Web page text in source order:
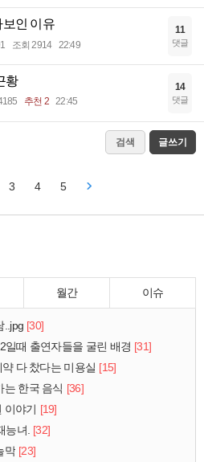
인 이유
조회 2914 22:49
11
댓글
황
추천 2 22:45
14
댓글
검색 글쓰기
3 4 5
월간 이슈
..jpg [30]
일때 출연자들을 굴린 배경 [31]
다 찼다는 미용실 [15]
는 한국 음식 [36]
야기
[19]
능녀. [32]
막 [23]